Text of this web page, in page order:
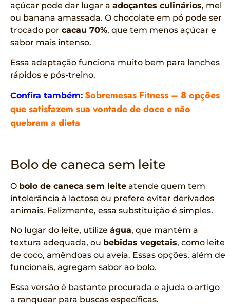
açúcar pode dar lugar a adoçantes culinários, mel
ou banana amassada. O chocolate em pó pode ser
trocado por cacau 70%, que tem menos açúcar e
sabor mais intenso.
Essa adaptação funciona muito bem para lanches
rápidos e pós-treino.
Confira também: Sobremesas Fitness – 8 opções
que satisfazem sua vontade de doce e não
quebram a dieta
Bolo de caneca sem leite
O bolo de caneca sem leite atende quem tem
intolerância à lactose ou prefere evitar derivados
animais. Felizmente, essa substituição é simples.
No lugar do leite, utilize água, que mantém a
textura adequada, ou bebidas vegetais, como leite
de coco, amêndoas ou aveia. Essas opções, além de
funcionais, agregam sabor ao bolo.
Essa versão é bastante procurada e ajuda o artigo
a ranquear para buscas específicas.